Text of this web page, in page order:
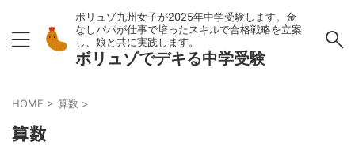
ボリュゾ九州女子が2025年中学受験します。金
なしパパが仕事で培ったスキルで合格戦略を立案
し、娘と共に実践します。
ボリュゾでデキる中学受験
HOME > 算数 >
算数